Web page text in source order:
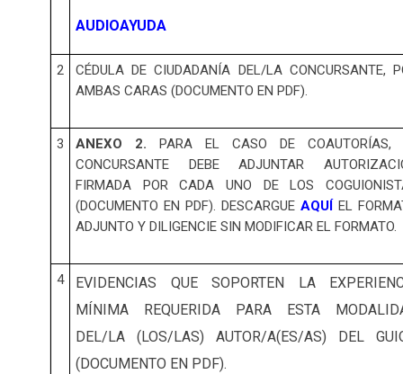
AUDIOAYUDA
2
CÉDULA DE CIUDADANÍA DEL/LA CONCURSANTE,
AMBAS CARAS (DOCUMENTO EN PDF).
3 ANEXO 2.
PARA EL CASO DE COAUTORÍAS,
CONCURSANTE DEBE ADJUNTAR
FIRMADA POR CADA UNO DE LOS
(DOCUMENTO EN PDF). DESCARGUE AQUÍ
EL
ADJUNTO Y DILIGENCIE SIN MODIFICAR EL FORMATO.
4
EVIDENCIAS QUE SOPORTEN LA
MÍNIMA REQUERIDA PARA ESTA
DEL/LA (LOS/LAS) AUTOR/A(ES/AS) DEL
(DOCUMENTO EN PDF).